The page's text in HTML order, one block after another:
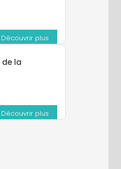
Découvrir plus
la
Découvrir plus